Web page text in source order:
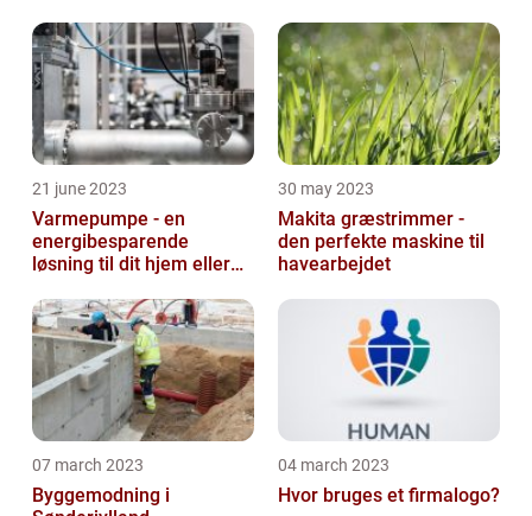
21 june 2023
Varmepumpe - en
energibesparende
løsning til dit hjem eller
30 may 2023
Makita græstrimmer -
den perfekte maskine til
havearbejdet
07 march 2023
Byggemodning i
04 march 2023
Hvor bruges et firmalogo?